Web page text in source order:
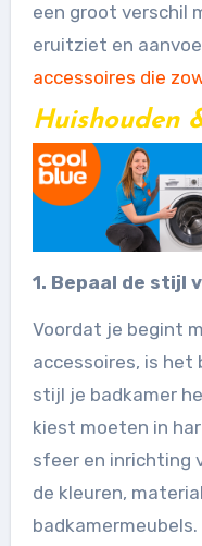
een groot verschil
eruitziet en
accessoires die
Huishouden
1. Bepaal de stijl
Voordat je begint
accessoires, is
stijl je badkamer
kiest moeten in
sfeer en inrichting
de kleuren,